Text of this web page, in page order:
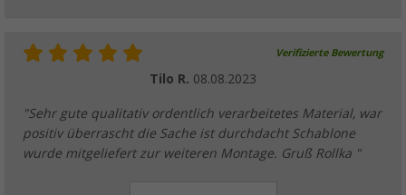
Verifizierte Bewertung
Tilo R. 08.08.2023
"Sehr gute qualitativ ordentlich verarbeitetes Material, war
positiv überrascht die Sache ist durchdacht Schablone
wurde mitgeliefert zur weiteren Montage. Gruß Rollka "